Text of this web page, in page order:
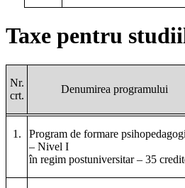
Taxe pentru
Nr.
crt.
Denumirea programului
1.
Program de formare
– Nivel I
în regim postuniversitar – 35